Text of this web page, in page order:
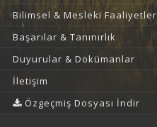
Bilimsel & Mesleki Faaliyetler
Başarılar & Tanınırlık
Duyurular & Dokümanlar
İletişim
Özgeçmiş Dosyası İndir